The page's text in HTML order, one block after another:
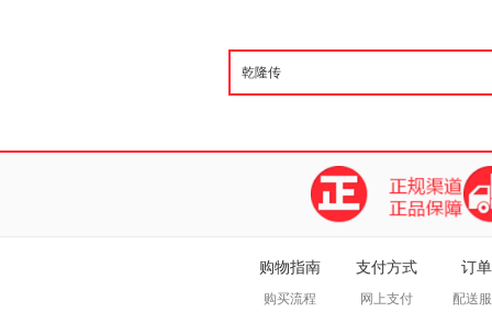
购物指南
购买流程
支付方式
网上支付
订
配送